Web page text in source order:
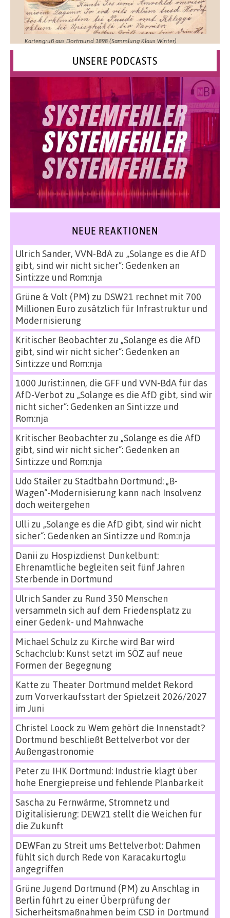
Kartengruß aus Dortmund 1898 (Sammlung Klaus Winter)
UNSERE PODCASTS
NEUE REAKTIONEN
Ulrich Sander, VVN-BdAzu „Solange es die AfD
gibt, sind wir nicht sicher“: Gedenken an
Sinti:zze und Rom:nja
Grüne & Volt (PM) zu DSW21 rechnet mit 700
Millionen Euro zusätzlich für Infrastruktur und
Modernisierung
Kritischer Beobachterzu „Solange es die AfD
gibt, sind wir nicht sicher“: Gedenken an
Sinti:zze und Rom:nja
1000 Jurist:innen, die GFF und VVN-BdA für das
AfD-Verbot zu „Solange es die AfD gibt, sind wir
nicht sicher“: Gedenken an Sinti:zze und
Rom:nja
Kritischer Beobachterzu „Solange es die AfD
gibt, sind wir nicht sicher“: Gedenken an
Sinti:zze und Rom:nja
Udo Stailerzu Stadtbahn Dortmund: „B-
Wagen“-Modernisierung kann nach Insolvenz
doch weitergehen
Ulli zu „Solange es die AfD gibt, sind wir nicht
sicher“: Gedenken an Sinti:zze und Rom:nja
Danii zu Hospizdienst Dunkelbunt:
Ehrenamtliche begleiten seit fünf Jahren
Sterbende in Dortmund
Ulrich Sanderzu Rund 350 Menschen
versammeln sich auf dem Friedensplatz zu
einer Gedenk- und Mahnwache
Michael Schulz zu Kirche wird Bar wird
Schachclub: Kunst setzt im SÖZ auf neue
Formen der Begegnung
Katte zu Theater Dortmund meldet Rekord
zum Vorverkaufsstart der Spielzeit 2026/2027
im Juni
Christel Loock zu Wem gehört die Innenstadt?
Dortmund beschließt Bettelverbot vor der
Außengastronomie
Peterzu IHK Dortmund: Industrie klagt über
hohe Energiepreise und fehlende Planbarkeit
Sascha zu Fernwärme, Stromnetz und
Digitalisierung: DEW21 stellt die Weichen für
die Zukunft
DEWFan zu Streit ums Bettelverbot: Dahmen
fühlt sich durch Rede von Karacakurtoglu
angegriffen
Grüne Jugend Dortmund (PM) zu Anschlag in
Berlin führt zu einer Überprüfung der
Sicherheitsmaßnahmen beim CSD in Dortmund